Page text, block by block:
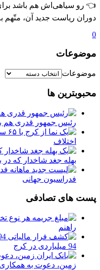
👈 رو سیاهی‌اش هم باشد
دوران ریاست جدید آن، متّهم
0
موضوعات
موضوعات
محبوبترین ها
رئیس جمهور قدری هم
اختلاف
بهله جغد شاخدار که
فدراسیون جهانی
پست های تصادفی
راهنم
94 میلیاردی در کرج
زمین، دعوت به